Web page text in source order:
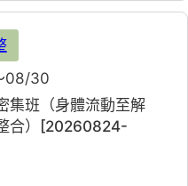
集班（身體流動至解
合）[20260824-
08/30